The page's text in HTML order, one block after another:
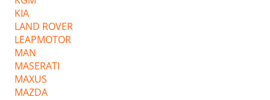
KIA
LAND ROVER
LEAPMOTOR
MAN
MASERATI
MAXUS
MAZDA